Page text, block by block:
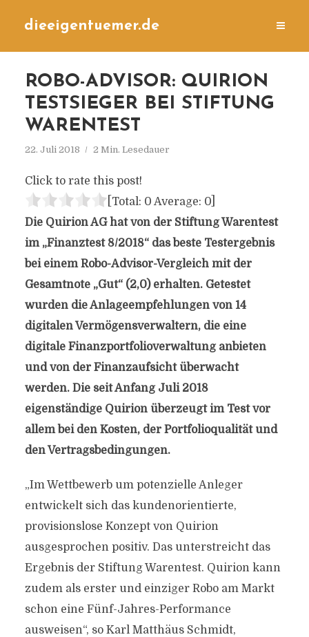
dieeigentuemer.de
ROBO-ADVISOR: QUIRION
TESTSIEGER BEI STIFTUNG
WARENTEST
22. Juli 2018 2 Min. Lesedauer
Click to rate this post!
[Total: 0 Average: 0]
Die Quirion AG hat von der Stiftung Warentest
im „Finanztest 8/2018“ das beste Testergebnis
bei einem Robo-Advisor-Vergleich mit der
Gesamtnote „Gut“ (2,0) erhalten. Getestet
wurden die Anlageempfehlungen von 14
digitalen Vermögensverwaltern, die eine
digitale Finanzportfolioverwaltung anbieten
und von der Finanzaufsicht überwacht
werden. Die seit Anfang Juli 2018
eigenständige Quirion überzeugt im Test vor
allem bei den Kosten, der Portfolioqualität und
den Vertragsbedingungen.
„Im Wettbewerb um potenzielle Anleger
entwickelt sich das kundenorientierte,
provisionslose Konzept von Quirion
ausgesprochen positiv. Das unterstreicht das
Ergebnis der Stiftung Warentest. Quirion kann
zudem als erster und einziger Robo am Markt
schon eine Fünf-Jahres-Performance
ausweisen“, so Karl Matthäus Schmidt,